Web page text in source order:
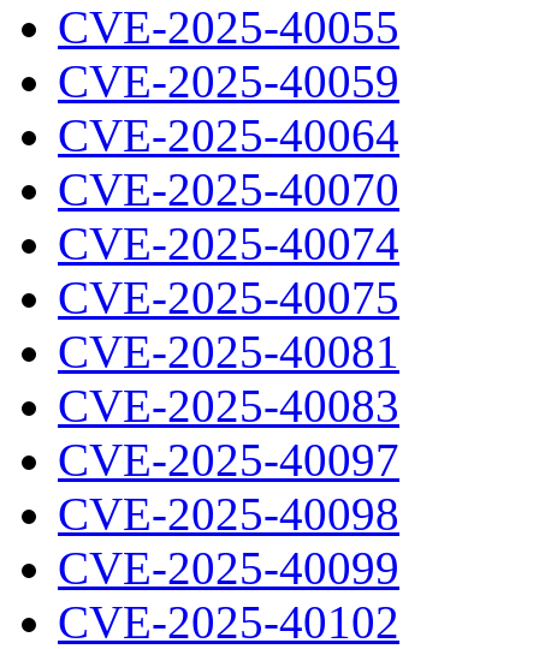
CVE-2025-40055
CVE-2025-40059
CVE-2025-40064
CVE-2025-40070
CVE-2025-40074
CVE-2025-40075
CVE-2025-40081
CVE-2025-40083
CVE-2025-40097
CVE-2025-40098
CVE-2025-40099
CVE-2025-40102